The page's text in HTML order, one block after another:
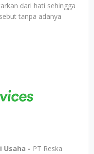
dari hati sehingga
tanpa adanya
Usaha - PT Reska